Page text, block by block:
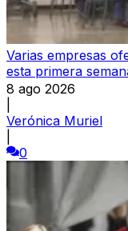
Varias empresas
esta primera
8 ago 2026
Verónica Muriel
0